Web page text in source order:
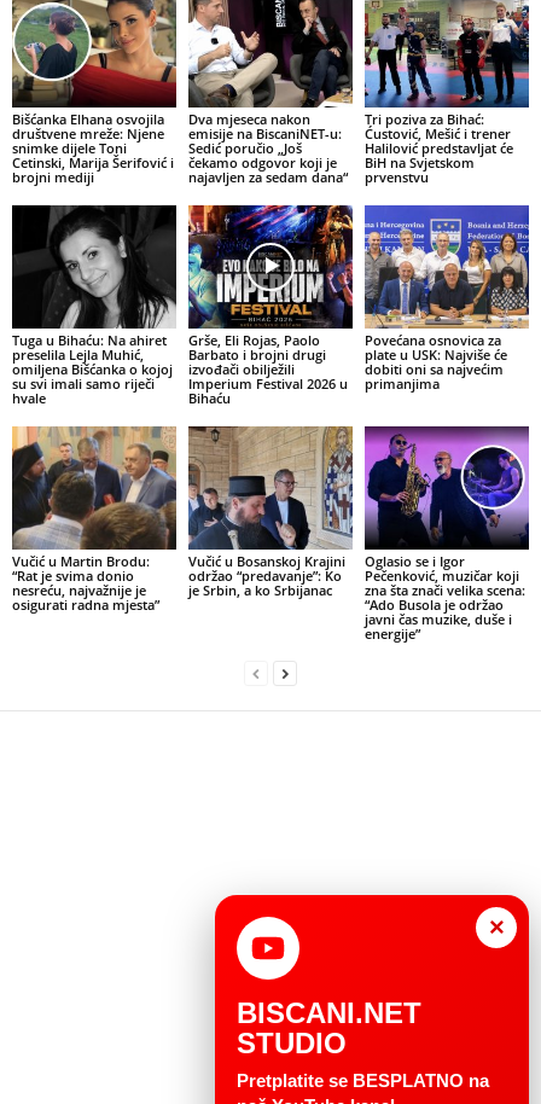
Bišćanka Elhana osvojila
društvene mreže: Njene
snimke dijele Toni
Cetinski, Marija Šerifović i
brojni mediji
Dva mjeseca nakon
emisije na BiscaniNET-u:
Sedić poručio „Još
čekamo odgovor koji je
najavljen za sedam dana“
Tri poziva za Bihać:
Ćustović, Mešić i trener
Halilović predstavljat će
BiH na Svjetskom
prvenstvu
Tuga u Bihaću: Na ahiret
preselila Lejla Muhić,
omiljena Bišćanka o kojoj
su svi imali samo riječi
hvale
Grše, Eli Rojas, Paolo
Barbato i brojni drugi
izvođači obilježili
Imperium Festival 2026 u
Bihaću
Povećana osnovica za
plate u USK: Najviše će
dobiti oni sa najvećim
primanjima
Vučić u Martin Brodu:
“Rat je svima donio
nesreću, najvažnije je
osigurati radna mjesta”
Vučić u Bosanskoj Krajini
održao “predavanje”: Ko
je Srbin, a ko Srbijanac
Oglasio se i Igor
Pečenković, muzičar koji
zna šta znači velika scena:
“Ado Busola je održao
javni čas muzike, duše i
energije”
×
BISCANI.NET
STUDIO
Pretplatite se BESPLATNO na